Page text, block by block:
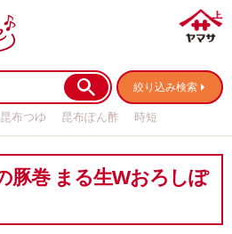
絞り込み検索
昆布つゆ 昆布ぽん酢
時短
豚巻 まる生Wおろしぽ